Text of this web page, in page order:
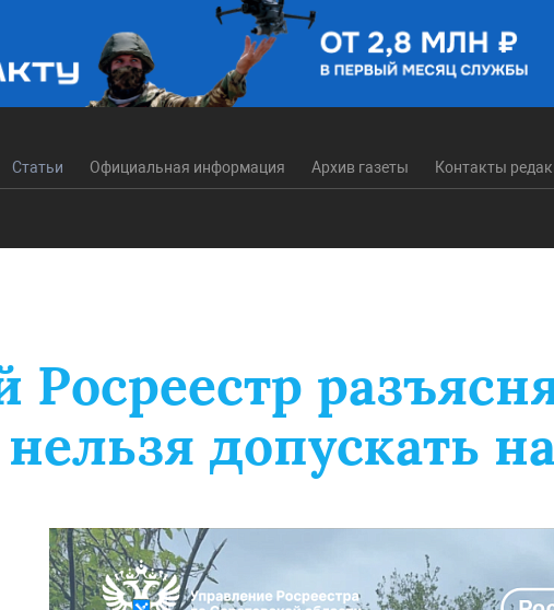
Статьи Официальная информация Архив газеты Контакты
Росреестр
допускать